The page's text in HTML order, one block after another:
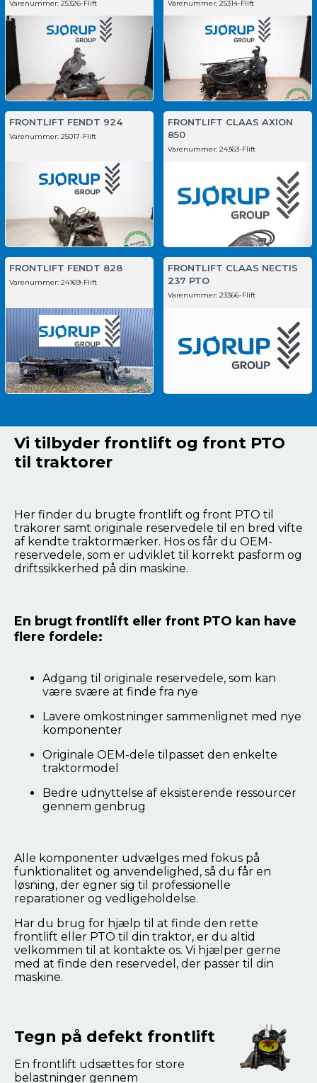
Varenummer: 25326-Flift Varenummer: 25314-Flift
FRONTLIFT FENDT 924
Varenummer: 25017-Flift
FRONTLIFT CLAAS AXION
850
Varenummer: 24363-Flift
FRONTLIFT FENDT 828
Varenummer: 24169-Flift
FRONTLIFT CLAAS NECTIS
237 PTO
Varenummer: 23366-Flift
Vi tilbyder frontlift og front PTO
til traktorer
Her finder du brugte frontlift og front PTO til
trakorer samt originale reservedele til en bred vifte
af kendte traktormærker. Hos os får du OEM-
reservedele, som er udviklet til korrekt pasform og
driftssikkerhed på din maskine.
En brugt frontlift eller front PTO kan have
flere fordele:
Adgang til originale reservedele, som kan
være svære at finde fra nye
Lavere omkostninger sammenlignet med nye
komponenter
Originale OEM-dele tilpasset den enkelte
traktormodel
Bedre udnyttelse af eksisterende ressourcer
gennem genbrug
Alle komponenter udvælges med fokus på
funktionalitet og anvendelighed, så du får en
løsning, der egner sig til professionelle
reparationer og vedligeholdelse.
Har du brug for hjælp til at finde den rette
frontlift eller PTO til din traktor, er du altid
velkommen til at kontakte os. Vi hjælper gerne
med at finde den reservedel, der passer til din
maskine.
Tegn på defekt frontlift
En frontlift udsættes for store
belastninger gennem